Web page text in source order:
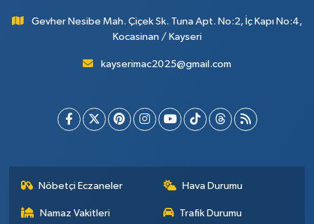
Gevher Nesibe Mah. Çiçek Sk. Tuna Apt. No:2, İç Kapı No:4,
Kocasinan / Kayseri
kayserimac2025@gmail.com
Nöbetçi Eczaneler Hava Durumu
Namaz Vakitleri Trafik Durumu